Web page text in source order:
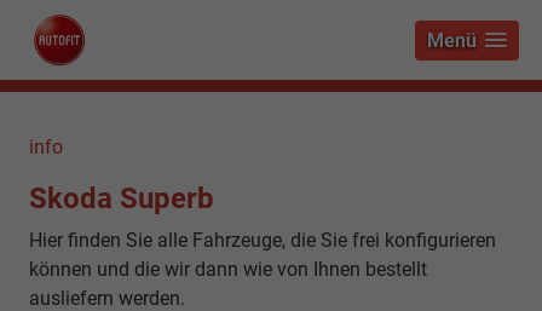
Menü
info
Skoda Superb
Hier finden Sie alle Fahrzeuge, die Sie frei konfigurieren
können und die wir dann wie von Ihnen bestellt
ausliefern werden.